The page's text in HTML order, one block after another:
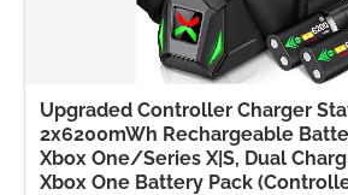
Upgraded Controller Charger
2x6200mWh Rechargeable
Xbox One/Series X|S, Dual
Xbox One Battery Pack